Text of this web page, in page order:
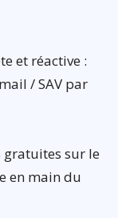
et réactive :
/ SAV par
sur le
en main du